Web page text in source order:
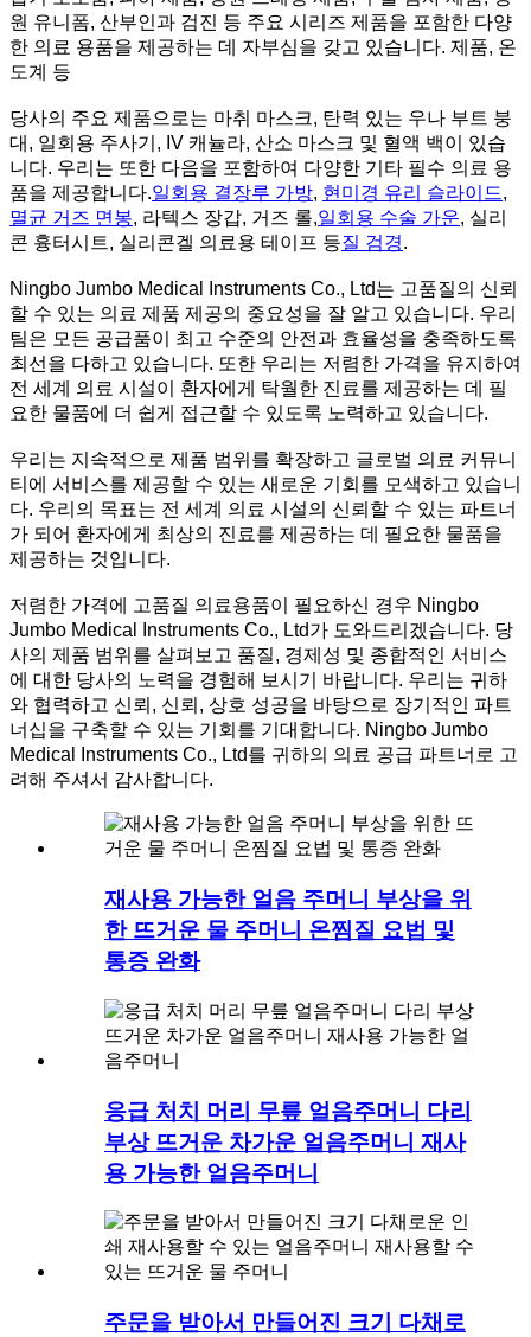
원 유니폼, 산부인과 검진 등 주요 시리즈 제품을 포함한 다양
한 의료 용품을 제공하는 데 자부심을 갖고 있습니다. 제품, 온
도계 등
당사의 주요 제품으로는 마취 마스크, 탄력 있는 우나 부트 붕
대, 일회용 주사기, IV 캐뉼라, 산소 마스크 및 혈액 백이 있습
니다. 우리는 또한 다음을 포함하여 다양한 기타 필수 의료 용
품을 제공합니다.일회용 결장루 가방, 현미경 유리 슬라이드,
멸균 거즈 면봉, 라텍스 장갑, 거즈 롤,일회용 수술 가운, 실리
콘 흉터시트, 실리콘겔 의료용 테이프 등질 검경.
Ningbo Jumbo Medical Instruments Co., Ltd는 고품질의 신뢰
할 수 있는 의료 제품 제공의 중요성을 잘 알고 있습니다. 우리
팀은 모든 공급품이 최고 수준의 안전과 효율성을 충족하도록
최선을 다하고 있습니다. 또한 우리는 저렴한 가격을 유지하여
전 세계 의료 시설이 환자에게 탁월한 진료를 제공하는 데 필
요한 물품에 더 쉽게 접근할 수 있도록 노력하고 있습니다.
우리는 지속적으로 제품 범위를 확장하고 글로벌 의료 커뮤니
티에 서비스를 제공할 수 있는 새로운 기회를 모색하고 있습니
다. 우리의 목표는 전 세계 의료 시설의 신뢰할 수 있는 파트너
가 되어 환자에게 최상의 진료를 제공하는 데 필요한 물품을
제공하는 것입니다.
저렴한 가격에 고품질 의료용품이 필요하신 경우 Ningbo
Jumbo Medical Instruments Co., Ltd가 도와드리겠습니다. 당
사의 제품 범위를 살펴보고 품질, 경제성 및 종합적인 서비스
에 대한 당사의 노력을 경험해 보시기 바랍니다. 우리는 귀하
와 협력하고 신뢰, 신뢰, 상호 성공을 바탕으로 장기적인 파트
너십을 구축할 수 있는 기회를 기대합니다. Ningbo Jumbo
Medical Instruments Co., Ltd를 귀하의 의료 공급 파트너로 고
려해 주셔서 감사합니다.
재사용 가능한 얼음 주머니 부상을 위
한 뜨거운 물 주머니 온찜질 요법 및
통증 완화
응급 처치 머리 무릎 얼음주머니 다리
부상 뜨거운 차가운 얼음주머니 재사
용 가능한 얼음주머니
주문을 받아서 만들어진 크기 다채로